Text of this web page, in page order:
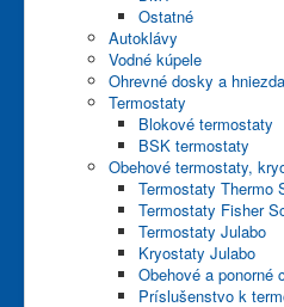
Ostatné
Autoklávy
Vodné kúpele
Ohrevné dosky a hniezda
Termostaty
Blokové termostaty
BSK termostaty
Obehové termostaty,
Termostaty Thermo
Termostaty Fisher
Termostaty Julabo
Kryostaty Julabo
Obehové a ponorné
Príslušenstvo k